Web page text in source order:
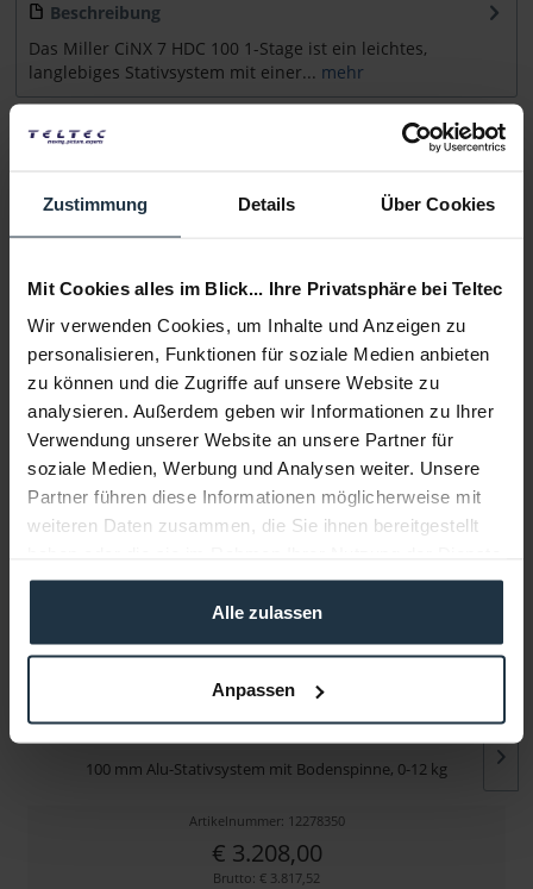
Zustimmung Details Über Cookies
Mit Cookies alles im Blick... Ihre Privatsphäre bei Teltec
Wir verwenden Cookies, um Inhalte und Anzeigen zu
personalisieren, Funktionen für soziale Medien anbieten
zu können und die Zugriffe auf unsere Website zu
analysieren. Außerdem geben wir Informationen zu Ihrer
Verwendung unserer Website an unsere Partner für
soziale Medien, Werbung und Analysen weiter. Unsere
Partner führen diese Informationen möglicherweise mit
weiteren Daten zusammen, die Sie ihnen bereitgestellt
gesammelt haben.
Alle zulassen
Anpassen
Beschreibung
Das Miller CiNX 7 HDC 100 1-Stage ist ein leichtes,
langlebiges Stativsystem mit einer... mehr
Zubehör
Beratung
Infos zu Hersteller & Produktsicherheit
Folgende Infos zum Hersteller sind verfübar......mehr
Weitere Artikel von Miller ansehen
Miller CX10 Toggle 2-Stage B(Aluminium)
100 mm Alu-Stativsystem mit Bodenspinne, 0-12 kg
Artikelnummer: 12278350
€ 3.208,00
Brutto: € 3.817,52